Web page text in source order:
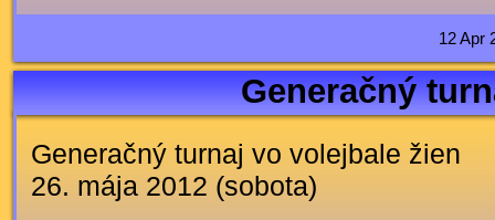
12 Apr
Generačný
Generačný turnaj vo volejbale žien
26. mája 2012 (sobota)